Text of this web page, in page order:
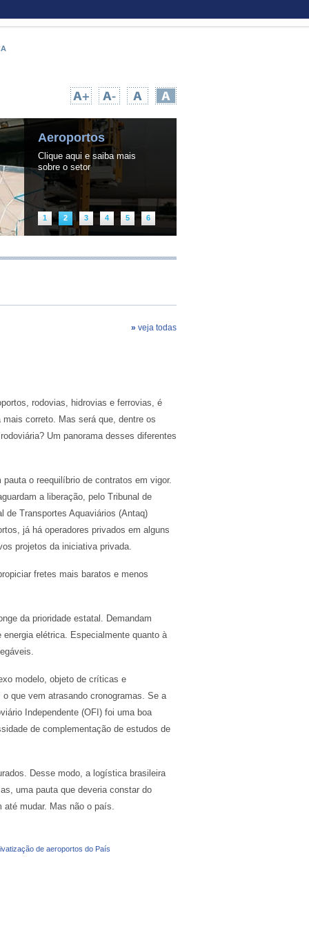
Portos
Clique aqui e saiba mais
sobre o setor
1 2 3 4 5 6
» veja todas
rodovias, hidrovias e ferrovias, é
correto. Mas será que, dentre os
Um panorama desses diferentes
o reequilíbrio de contratos em vigor.
a liberação, pelo Tribunal de
de Transportes Aquaviários (Antaq)
já há operadores privados em alguns
projetos da iniciativa privada.
fretes mais baratos e menos
da prioridade estatal. Demandam
elétrica. Especialmente quanto à
modelo, objeto de críticas e
que vem atrasando cronogramas. Se a
Independente (OFI) foi uma boa
de complementação de estudos de
Desse modo, a logística brasileira
uma pauta que deveria constar do
até mudar. Mas não o país.
de aeroportos do País